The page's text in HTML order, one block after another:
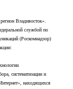
Владивосток».
службой по
(Роскомнадзор)
систематизации и
находящихся